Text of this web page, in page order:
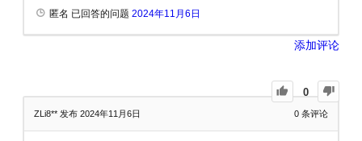
匿名 已回答的问题 2024年11月6日
添加评论
0
ZLi8** 发布 2024年11月6日 0 条评论